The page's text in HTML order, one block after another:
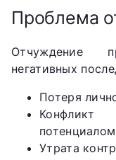
Проблема
Отчуждение
негативных
Потеря
потенциалом
Утрата